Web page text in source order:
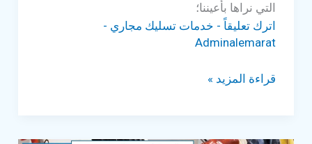
التي نراها بأعيننا؛
اترك تعليقاً - خدمات تسليك مجاري -
Adminalemarat
شركه
الشارقة
قراءة المزيد »